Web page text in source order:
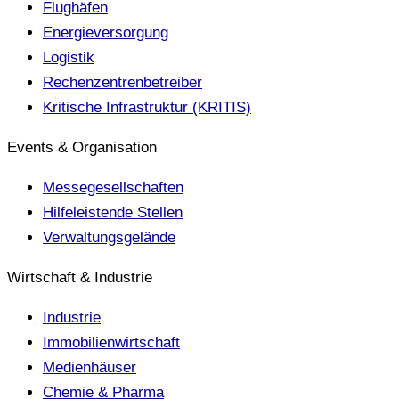
Flughäfen
Energieversorgung
Logistik
Rechenzentrenbetreiber
Kritische Infrastruktur (KRITIS)
Events & Organisation
Messegesellschaften
Hilfeleistende Stellen
Verwaltungsgelände
Wirtschaft & Industrie
Industrie
Immobilienwirtschaft
Medienhäuser
Chemie & Pharma